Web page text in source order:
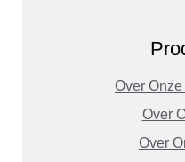
Over
Over
Over